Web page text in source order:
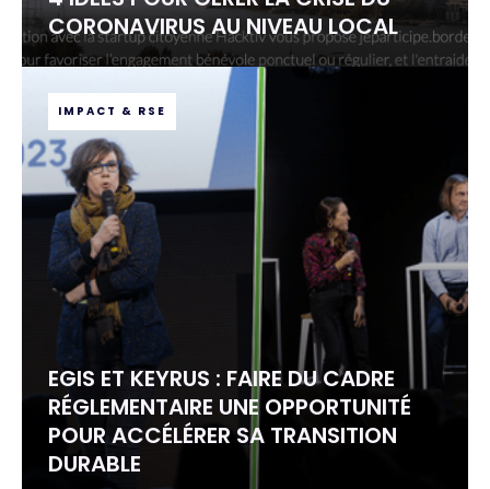
CORONAVIRUS AU NIVEAU LOCAL
IMPACT & RSE
EGIS ET KEYRUS : FAIRE DU CADRE
RÉGLEMENTAIRE UNE OPPORTUNITÉ
POUR ACCÉLÉRER SA TRANSITION
DURABLE